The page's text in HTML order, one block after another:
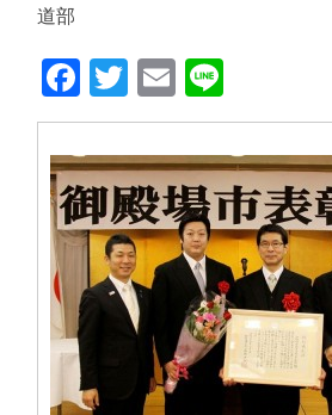
道部
Facebook
Twitter
Email